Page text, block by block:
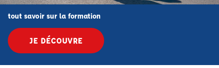
tout savoir sur la formation
JE DÉCOUVRE